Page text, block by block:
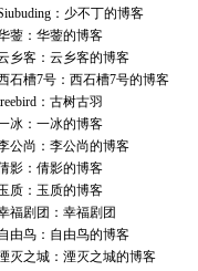
：少不丁的博客
蓥：华蓥的博客
乡客：云乡客的博客
石槽7号：西石槽7号的博客
：古树古羽
冰：一冰的博客
公尚：李公尚的博客
影：倩影的博客
质：玉质的博客
福剧团：幸福剧团
由鸟：自由鸟的博客
灭之城：湮灭之城的博客